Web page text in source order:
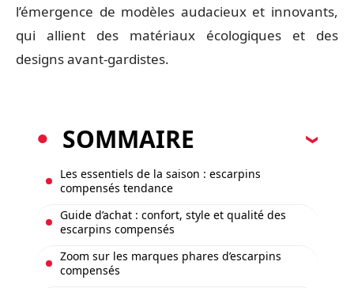
l’émergence de modèles audacieux et innovants,
qui allient des matériaux écologiques et des
designs avant-gardistes.
SOMMAIRE
Les essentiels de la saison : escarpins
compensés tendance
Guide d’achat : confort, style et qualité des
escarpins compensés
Zoom sur les marques phares d’escarpins
compensés